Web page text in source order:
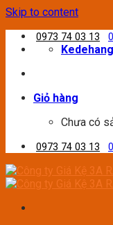
Skip to content
0973 74 03 13
Giỏ hàng
Chưa có
0973 74 03 13